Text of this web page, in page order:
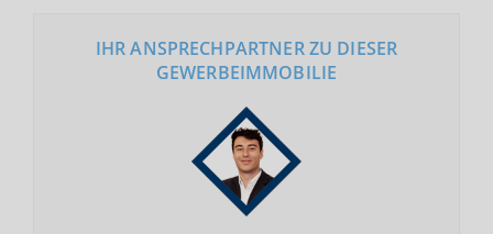
IHR ANSPRECHPARTNER ZU DIESER
GEWERBEIMMOBILIE